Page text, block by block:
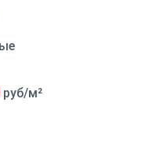
руб/м²